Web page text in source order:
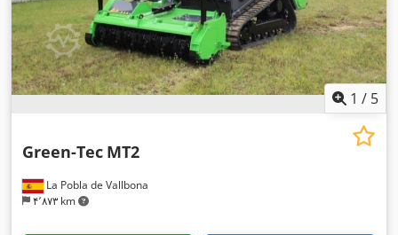
1 / 5
La Pobla de Vallbona
۴٬۸۷۳ km
Green-Tec MT2